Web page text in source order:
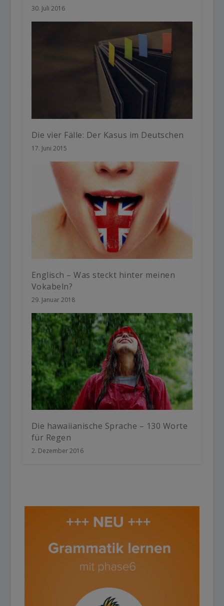
30. Juli 2016
Die vier Fälle: Der Kasus im Deutschen
17. Juni 2015
Englisch – Was steckt hinter meinen
Vokabeln?
29. Januar 2018
Die hawaiianische Sprache – 130 Worte
für Regen
2. Dezember 2016